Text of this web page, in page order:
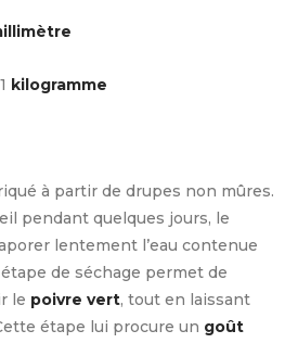
€.
kilogramme
à partir de drupes non mûres.
pendant quelques jours, le
lentement l’eau contenue
de séchage permet de
le poivre vert, tout en laissant
étape lui procure un goût